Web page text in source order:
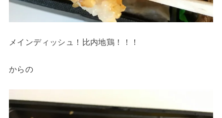
メインディッシュ！比内地鶏！！！
からの